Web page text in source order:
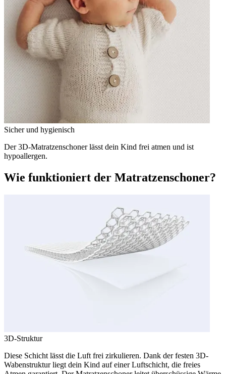
Sicher und hygienisch
Der 3D-Matratzenschoner lässt dein Kind frei atmen und ist
hypoallergen.
Wie funktioniert der Matratzenschoner?
3D-Struktur
Diese Schicht lässt die Luft frei zirkulieren. Dank der festen 3D-
Wabenstruktur liegt dein Kind auf einer Luftschicht, die freies